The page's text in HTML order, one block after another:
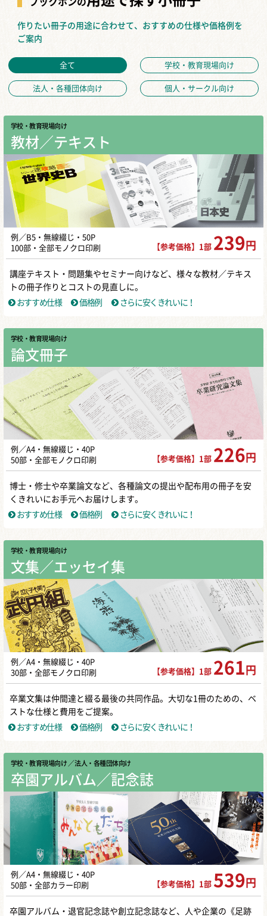
ブックホンの
作りたい冊子の用途に合わせて、おすすめの仕様や価格例を
ご案内
全て 学校・教育現場向け
法人・各種団体向け 個人・サークル向け
学校・教育現場向け
教材／テキスト
例／B5・無線綴じ・50P
100部・全部モノクロ印刷
【参考価格】1部 239 円
講座テキスト・問題集やセミナー向けなど、様々な教材／テキス
トの冊子作りとコストの見直しに。
おすすめ仕様
価格例 さらに安くきれいに！
学校・教育現場向け
論文冊子
例／A4・無線綴じ・40P
50部・全部モノクロ印刷
【参考価格】1部 226 円
博士・修士や卒業論文など、各種論文の提出や配布用の冊子を安
くきれいにお手元へお届けします。
おすすめ仕様
価格例 さらに安くきれいに！
学校・教育現場向け
文集／エッセイ集
例／A4・無線綴じ・40P
30部・全部モノクロ印刷
【参考価格】1部 261 円
卒業文集は仲間達と綴る最後の共同作品。大切な1冊のための、ベ
ストな仕様と費用をご提案。
おすすめ仕様
価格例 さらに安くきれいに！
学校・教育現場向け ／ 法人・各種団体向け
卒園アルバム／記念誌
例／A4・無線綴じ・40P
50部・全部カラー印刷
【参考価格】1部 539 円
卒園アルバム・退官記念誌や創立記念誌など、人や企業の《足跡